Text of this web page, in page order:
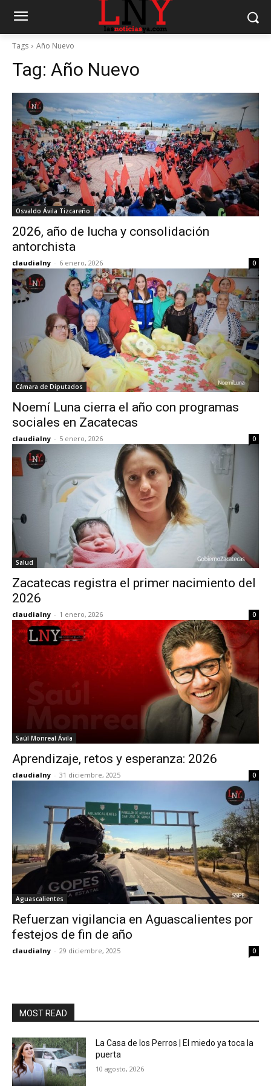
Tags Año Nuevo
Tag: Año Nuevo
Osvaldo Ávila Tizcareño
2026, año de lucha y consolidación
antorchista
claudialny - 6 enero, 2026 0
Cámara de Diputados
Noemí Luna cierra el año con programas
sociales en Zacatecas
claudialny - 5 enero, 2026 0
Salud
Zacatecas registra el primer nacimiento del
2026
claudialny - 1 enero, 2026 0
Saúl Monreal Ávila
Aprendizaje, retos y esperanza: 2026
claudialny - 31 diciembre, 2025 0
Aguascalientes
Refuerzan vigilancia en Aguascalientes por
festejos de fin de año
claudialny - 29 diciembre, 2025 0
MOST READ
La Casa de los Perros | El miedo ya toca la
puerta
10 agosto, 2026